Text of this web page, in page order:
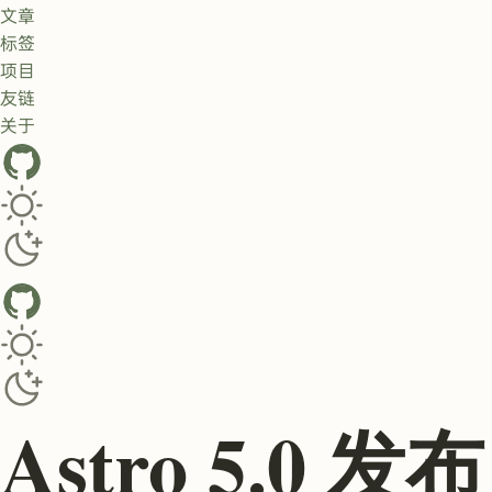
文章
标签
项目
友链
关于
GitHub
Toggle dark/light theme
Toggle dark/light theme
Astro 5.0 发